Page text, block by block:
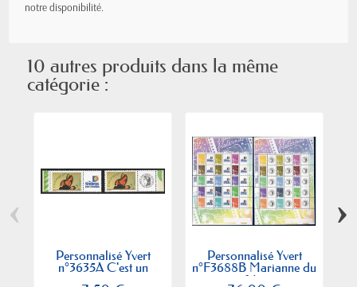
notre disponibilité.
10 autres produits dans la même
catégorie :
Personnalisé Yvert
n°3635A C'est un
Personnalisé Yvert
n°F3688B Marianne du
14...
‹ ›